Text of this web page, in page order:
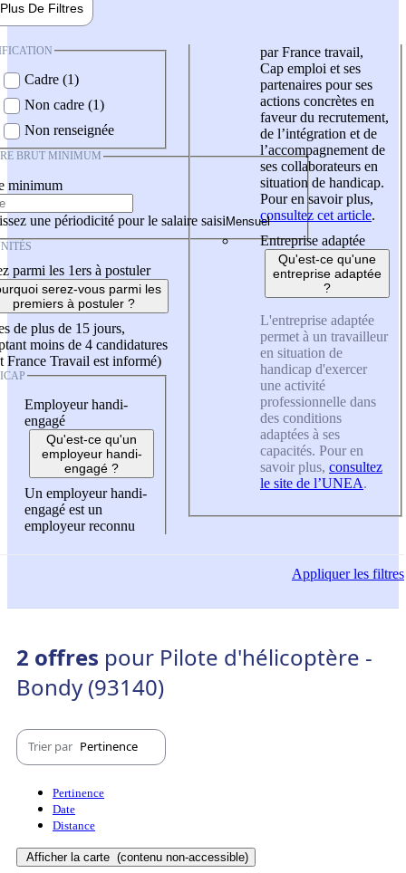
Plus De Filtres
Cadre (1)
Non cadre (1)
Non renseignée
BRUT MINIMUM
minimum
une périodicité pour le salaire saisi
parmi les 1ers à postuler
serez-vous parmi les
premiers à postuler ?
de plus de 15 jours,
moins de 4 candidatures
France Travail est informé)
Employeur handi-
engagé
Qu'est-ce qu'un
employeur handi-
engagé ?
Un employeur handi-
engagé est un
employeur reconnu
par France travail,
Cap emploi et ses
partenaires pour ses
actions concrètes en
faveur du recrutement,
de l’intégration et de
l’accompagnement de
ses collaborateurs en
situation de handicap.
Pour en savoir plus,
consultez cet article.
Entreprise adaptée
Qu'est-ce qu'une
entreprise adaptée
?
L'entreprise adaptée
permet à un travailleur
en situation de
handicap d'exercer
une activité
professionnelle dans
des conditions
adaptées à ses
capacités. Pour en
savoir plus, consultez
le site de l’UNEA.
Appliquerles filtres
2 offres pour Pilote d'hélicoptère -
Bondy (93140)
Trier par Pertinence
Pertinence
Date
Distance
Afficher la carte (contenu non-accessible)